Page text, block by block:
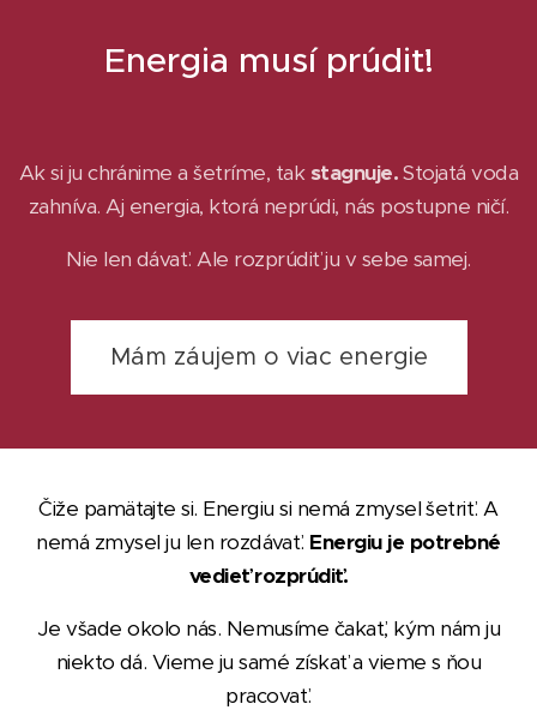
Energia musí prúdiť!
Ak si ju chránime a šetríme, takstagnuje.Stojatá voda
zahníva. Aj energia, ktorá neprúdi, nás postupne ničí.
Nie len dávať. Ale rozprúdiť ju v sebe samej.
Mám záujem o viac energie
Čiže pamätajte si. Energiu si nemá zmysel šetriť. A
nemá zmysel ju len rozdávať. Energiu je potrebné
vedieť rozprúdiť.
Je všade okolo nás. Nemusíme čakať, kým nám ju
niekto dá. Vieme ju samé získať a vieme s ňou
pracovať.